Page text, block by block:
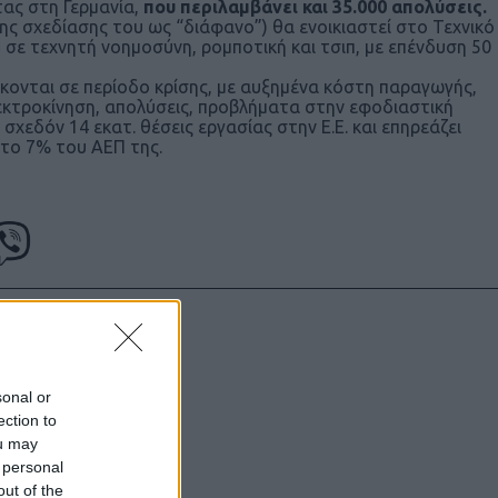
or
to
may
of the
στη Γερμανία, που περιλαμβάνει και 35.000 απολύσεις.
σχεδίασης του ως “διάφανο”) θα ενοικιαστεί στο Τεχνικό
τεχνητή νοημοσύνη, ρομποτική και τσιπ, με επένδυση 50
σε περίοδο κρίσης, με αυξημένα κόστη παραγωγής,
απολύσεις, προβλήματα στην εφοδιαστική
14 εκατ. θέσεις εργασίας στην Ε.Ε. και επηρεάζει
7% του ΑΕΠ της.
γραπτή
το